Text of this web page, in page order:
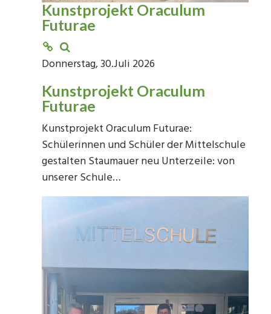
Kunstprojekt Oraculum
Futurae
Donnerstag, 30.Juli 2026
Kunstprojekt Oraculum
Futurae
Kunstprojekt Oraculum Futurae:
Schülerinnen und Schüler der Mittelschule
gestalten Staumauer neu Unterzeile: von
unserer Schule…